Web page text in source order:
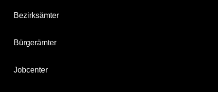
Bezirksämter
Bürgerämter
Jobcenter